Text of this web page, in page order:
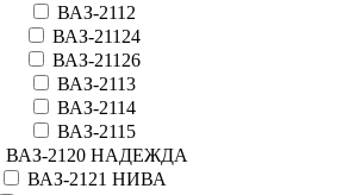
ВАЗ-2112
ВАЗ-21124
ВАЗ-21126
ВАЗ-2113
ВАЗ-2114
ВАЗ-2115
ВАЗ-2120 НАДЕЖДА
ВАЗ-2121 НИВА